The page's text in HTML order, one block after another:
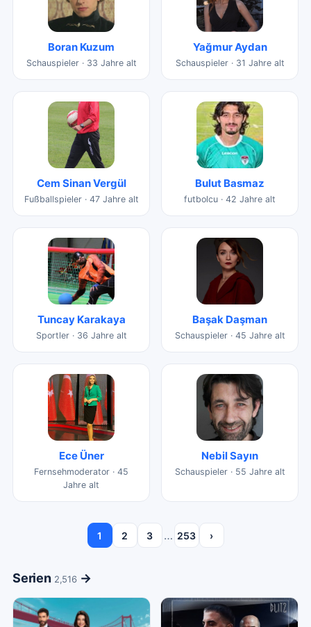
Boran Kuzum
Schauspieler · 33 Jahre alt
Yağmur Aydan
Schauspieler · 31 Jahre alt
Cem Sinan Vergül
Fußballspieler · 47 Jahre alt
Bulut Basmaz
futbolcu · 42 Jahre alt
Tuncay Karakaya
Sportler · 36 Jahre alt
Başak Daşman
Schauspieler · 45 Jahre alt
Ece Üner
Fernsehmoderator · 45
Jahre alt
Nebil Sayın
Schauspieler · 55 Jahre alt
1 2 3 … 253 ›
Serien 2,516→